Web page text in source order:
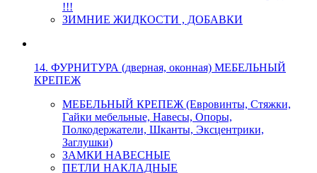
!!!
ЗИМНИЕ ЖИДКОСТИ , ДОБАВКИ
14. ФУРНИТУРА (дверная, оконная) МЕБЕЛЬНЫЙ
КРЕПЕЖ
МЕБЕЛЬНЫЙ КРЕПЕЖ (Евровинты, Стяжки,
Гайки мебельные, Навесы, Опоры,
Полкодержатели, Шканты, Эксцентрики,
Заглушки)
ЗАМКИ НАВЕСНЫЕ
ПЕТЛИ НАКЛАДНЫЕ